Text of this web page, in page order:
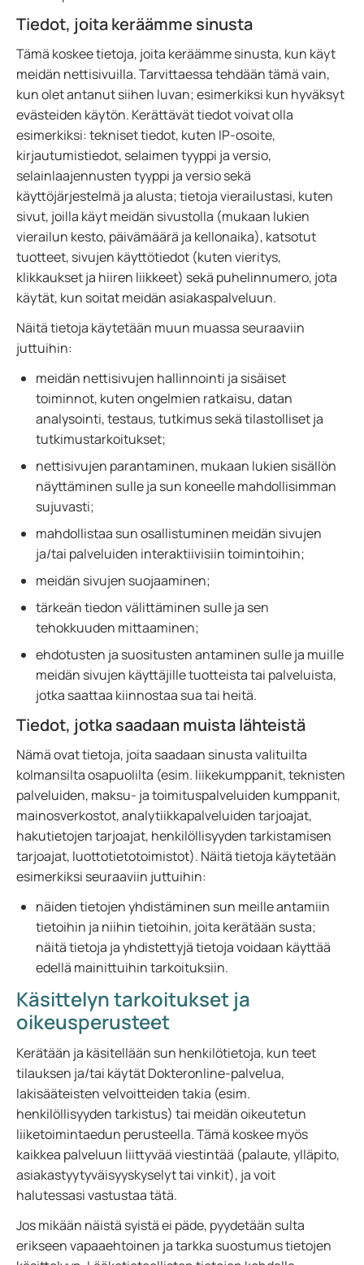
Tiedot, joita keräämme sinusta
Tämä koskee tietoja, joita keräämme sinusta, kun käyt
meidän nettisivuilla. Tarvittaessa tehdään tämä vain,
kun olet antanut siihen luvan; esimerkiksi kun hyväksyt
evästeiden käytön. Kerättävät tiedot voivat olla
esimerkiksi: tekniset tiedot, kuten IP-osoite,
kirjautumistiedot, selaimen tyyppi ja versio,
selainlaajennusten tyyppi ja versio sekä
käyttöjärjestelmä ja alusta; tietoja vierailustasi, kuten
sivut, joilla käyt meidän sivustolla (mukaan lukien
vierailun kesto, päivämäärä ja kellonaika), katsotut
tuotteet, sivujen käyttötiedot (kuten vieritys,
klikkaukset ja hiiren liikkeet) sekä puhelinnumero, jota
käytät, kun soitat meidän asiakaspalveluun.
Näitä tietoja käytetään muun muassa seuraaviin
juttuihin:
meidän nettisivujen hallinnointi ja sisäiset
toiminnot, kuten ongelmien ratkaisu, datan
analysointi, testaus, tutkimus sekä tilastolliset ja
tutkimustarkoitukset;
nettisivujen parantaminen, mukaan lukien sisällön
näyttäminen sulle ja sun koneelle mahdollisimman
sujuvasti;
mahdollistaa sun osallistuminen meidän sivujen
ja/tai palveluiden interaktiivisiin toimintoihin;
meidän sivujen suojaaminen;
tärkeän tiedon välittäminen sulle ja sen
tehokkuuden mittaaminen;
ehdotusten ja suositusten antaminen sulle ja muille
meidän sivujen käyttäjille tuotteista tai palveluista,
jotka saattaa kiinnostaa sua tai heitä.
Tiedot, jotka saadaan muista lähteistä
Nämä ovat tietoja, joita saadaan sinusta valituilta
kolmansilta osapuolilta (esim. liikekumppanit, teknisten
palveluiden, maksu- ja toimituspalveluiden kumppanit,
mainosverkostot, analytiikkapalveluiden tarjoajat,
hakutietojen tarjoajat, henkilöllisyyden tarkistamisen
tarjoajat, luottotietotoimistot). Näitä tietoja käytetään
esimerkiksi seuraaviin juttuihin:
näiden tietojen yhdistäminen sun meille antamiin
tietoihin ja niihin tietoihin, joita kerätään susta;
näitä tietoja ja yhdistettyjä tietoja voidaan käyttää
edellä mainittuihin tarkoituksiin.
Käsittelyn tarkoitukset ja
oikeusperusteet
Kerätään ja käsitellään sun henkilötietoja, kun teet
tilauksen ja/tai käytät Dokteronline-palvelua,
lakisääteisten velvoitteiden takia (esim.
henkilöllisyyden tarkistus) tai meidän oikeutetun
liiketoimintaedun perusteella. Tämä koskee myös
kaikkea palveluun liittyvää viestintää (palaute, ylläpito,
asiakastyytyväisyyskyselyt tai vinkit), ja voit
halutessasi vastustaa tätä.
Jos mikään näistä syistä ei päde, pyydetään sulta
erikseen vapaaehtoinen ja tarkka suostumus tietojen